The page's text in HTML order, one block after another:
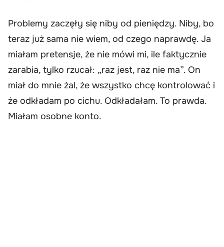
Problemy zaczęły się niby od pieniędzy. Niby, bo
teraz już sama nie wiem, od czego naprawdę. Ja
miałam pretensje, że nie mówi mi, ile faktycznie
zarabia, tylko rzucał: „raz jest, raz nie ma”. On
miał do mnie żal, że wszystko chcę kontrolować i
że odkładam po cichu. Odkładałam. To prawda.
Miałam osobne konto.